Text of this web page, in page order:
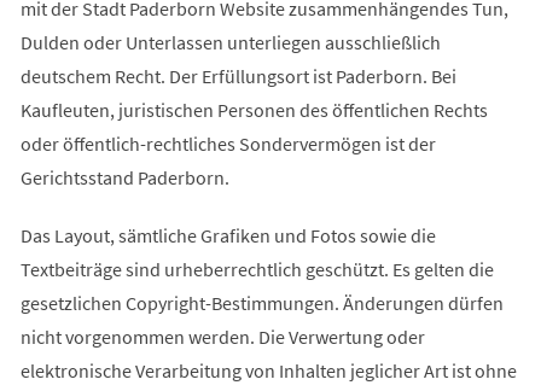
mit der Stadt Paderborn Website zusammenhängendes Tun,
Dulden oder Unterlassen unterliegen ausschließlich
deutschem Recht. Der Erfüllungsort ist Paderborn. Bei
Kaufleuten, juristischen Personen des öffentlichen Rechts
oder öffentlich-rechtliches Sondervermögen ist der
Gerichtsstand Paderborn.
Das Layout, sämtliche Grafiken und Fotos sowie die
Textbeiträge sind urheberrechtlich geschützt. Es gelten die
gesetzlichen Copyright-Bestimmungen. Änderungen dürfen
nicht vorgenommen werden. Die Verwertung oder
elektronische Verarbeitung von Inhalten jeglicher Art ist ohne